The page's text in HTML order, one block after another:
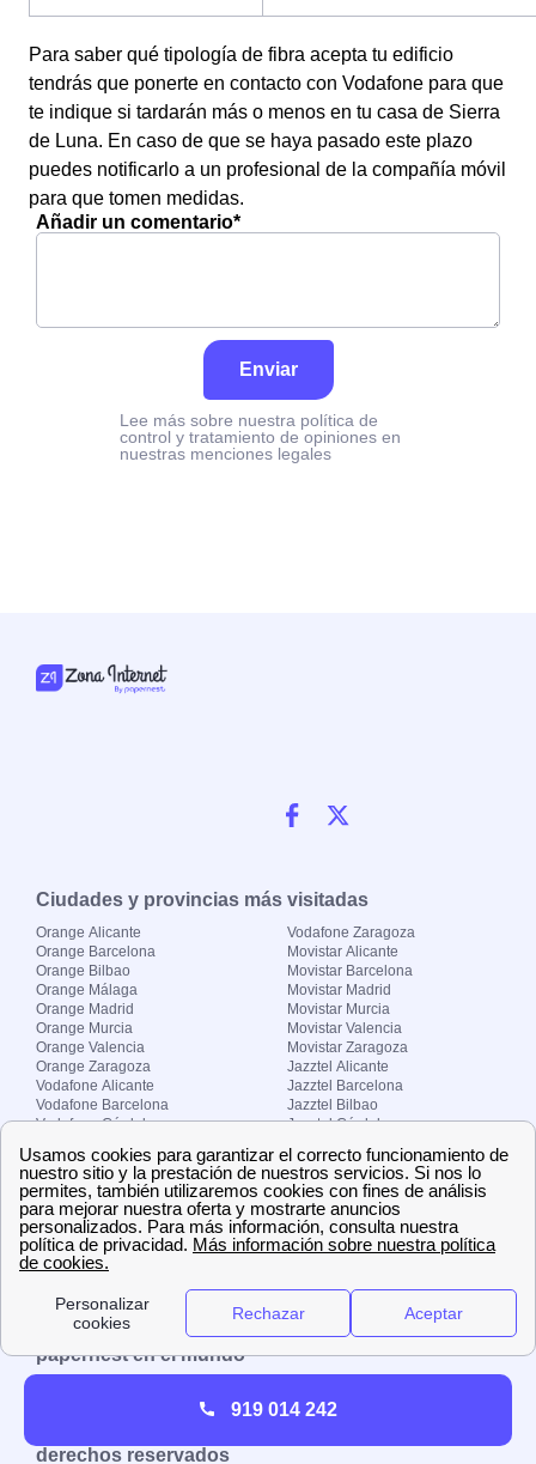
Para saber qué tipología de fibra acepta tu edificio
tendrás que ponerte en contacto con Vodafone para que
te indique si tardarán más o menos en tu casa de Sierra
de Luna. En caso de que se haya pasado este plazo
puedes notificarlo a un profesional de la compañía móvil
para que tomen medidas.
Añadir un comentario*
Enviar
Lee más sobre nuestra política de
control y tratamiento de opiniones en
nuestras menciones legales
Ciudades y provincias más visitadas
Orange Alicante
Orange Barcelona
Orange Bilbao
Orange Málaga
Orange Madrid
Orange Murcia
Orange Valencia
Orange Zaragoza
Vodafone Alicante
Vodafone Barcelona
Vodafone Córdoba
Vodafone Madrid
Vodafone Murcia
Vodafone Valencia
Vodafone Zaragoza
Movistar Alicante
Movistar Barcelona
Movistar Madrid
Movistar Murcia
Movistar Valencia
Movistar Zaragoza
Jazztel Alicante
Jazztel Barcelona
Jazztel Bilbao
Jazztel Córdoba
Jazztel Málaga
Jazztel Valencia
Jazztel Zaragoza
Sobre Zona-internet.com
¿Quiénes somos?
El grupo papernest
Aviso legal Nuestras ofertas de trabajo
papernest en el mundo
Reino Unido
derechos reservados
919 014 242